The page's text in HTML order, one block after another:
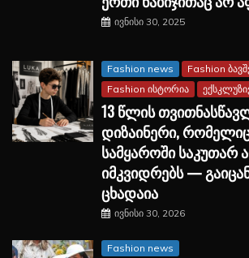
ივნისი 30, 2025
Fashion news
Fashion
Fashion ისტორია
13 წლის
დიზაინერი,
სამყაროში საკუთარ
იმკვიდრებს —
ცხადაია
ივნისი 30, 2026
Fashion news